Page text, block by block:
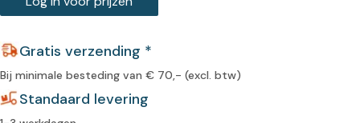
Gratis verzending *
Bij minimale besteding van € 70,- (excl. btw)
Standaard levering